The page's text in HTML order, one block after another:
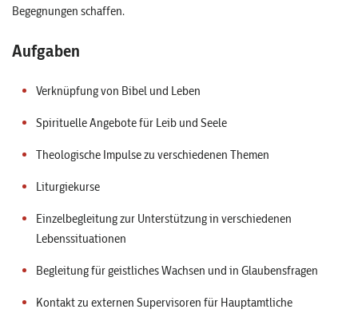
Begegnungen schaffen.
Aufgaben
Verknüpfung von Bibel und Leben
Spirituelle Angebote für Leib und Seele
Theologische Impulse zu verschiedenen Themen
Liturgiekurse
Einzelbegleitung zur Unterstützung in verschiedenen
Lebenssituationen
Begleitung für geistliches Wachsen und in Glaubensfragen
Kontakt zu externen Supervisoren für Hauptamtliche